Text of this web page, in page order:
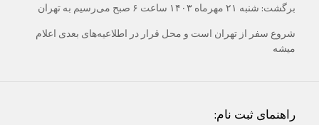
برگشت: شنبه ۲۱ مهرماه ۱۴۰۳ ساعت ۶ صبح می‌رسیم به تهران
شروع سفر از تهران است و محل قرار در اطلاعیه‌های بعدی اعلام
میشه
راهنمای ثبت نام: